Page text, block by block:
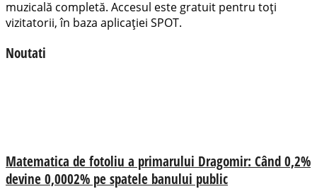
muzicală completă. Accesul este gratuit pentru toți
vizitatorii, în baza aplicației SPOT.
Noutati
Matematica de fotoliu a primarului Dragomir: Când 0,2%
devine 0,0002% pe spatele banului public